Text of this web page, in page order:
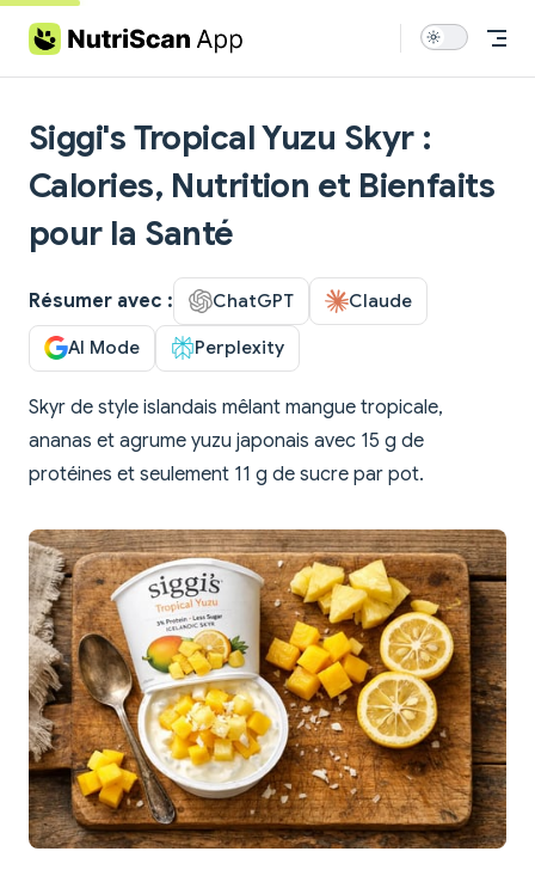
Skip to content
Siggi's Tropical Yuzu Skyr :
Calories, Nutrition et Bienfaits
pour la Santé
Résumer avec : ChatGPT Claude
AI Mode Perplexity
Skyr de style islandais mêlant mangue tropicale,
ananas et agrume yuzu japonais avec 15 g de
protéines et seulement 11 g de sucre par pot.